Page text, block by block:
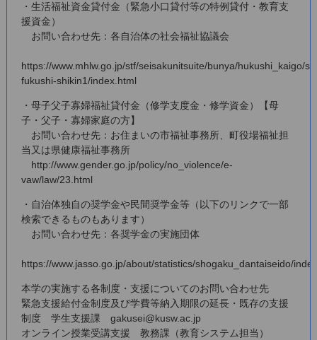
・生活福祉資金貸付金（緊急小口貸付等の特例貸付・教育支
援資金）
お問い合わせ先：各自治体の社会福祉協議会
https://www.mhlw.go.jp/stf/seisakunitsuite/bunya/hukushi_kaigo/
fukushi-shikin1/index.html
・母子父子寡婦福祉貸付金（修学支度金・修学資金）【母
子・父子・寡婦家庭の方】
お問い合わせ先：お住まいの市福祉事務所、町役場福祉担
当又は県健康福祉事務所
http://www.gender.go.jp/policy/no_violence/e-
vaw/law/23.html
・自治体独自の奨学金や民間奨学金等（以下のリンクで一部
検索できるものもあります）
お問い合わせ先：各奨学金の実施団体
https://www.jasso.go.jp/about/statistics/shogaku_dantaiseido/
本学の実施する各制度・支援についてのお問い合わせ先
緊急支援給付金制度及び学費等納入期限の延長・既存の支援
制度 学生支援課 gakusei@kusw.ac.jp
オンライン授業受講支援 教務課（教育システム担当）